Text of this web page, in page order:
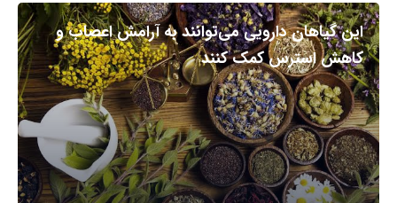
این گیاهان دارویی می‌توانند به آرامش اعصاب و
کاهش استرس کمک کنند